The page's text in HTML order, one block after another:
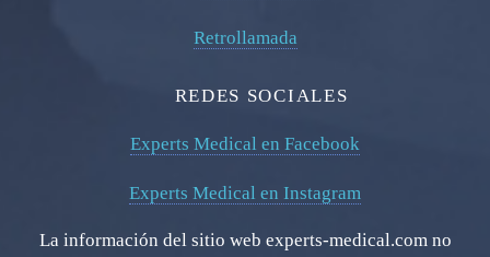
Retrollamada
REDES SOCIALES
Experts Medical en Facebook
Experts Medical en Instagram
La información del sitio web experts-medical.com no